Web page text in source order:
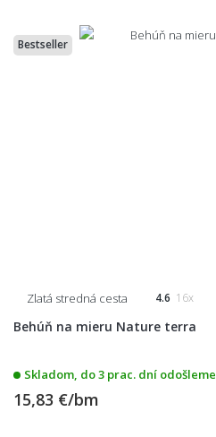
Bestseller
Zlatá stredná cesta 4.6 16x
Behúň na mieru Nature terra
Skladom, do 3 prac. dní odošleme
15,83 €/bm